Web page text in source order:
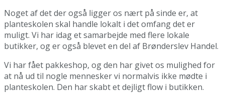
Noget af det der også ligger os nært på sinde er, at
planteskolen skal handle lokalt i det omfang det er
muligt. Vi har idag et samarbejde med flere lokale
butikker, og er også blevet en del af Brønderslev Handel.
Vi har fået pakkeshop, og den har givet os mulighed for
at nå ud til nogle mennesker vi normalvis ikke mødte i
planteskolen. Den har skabt et dejligt flow i butikken.